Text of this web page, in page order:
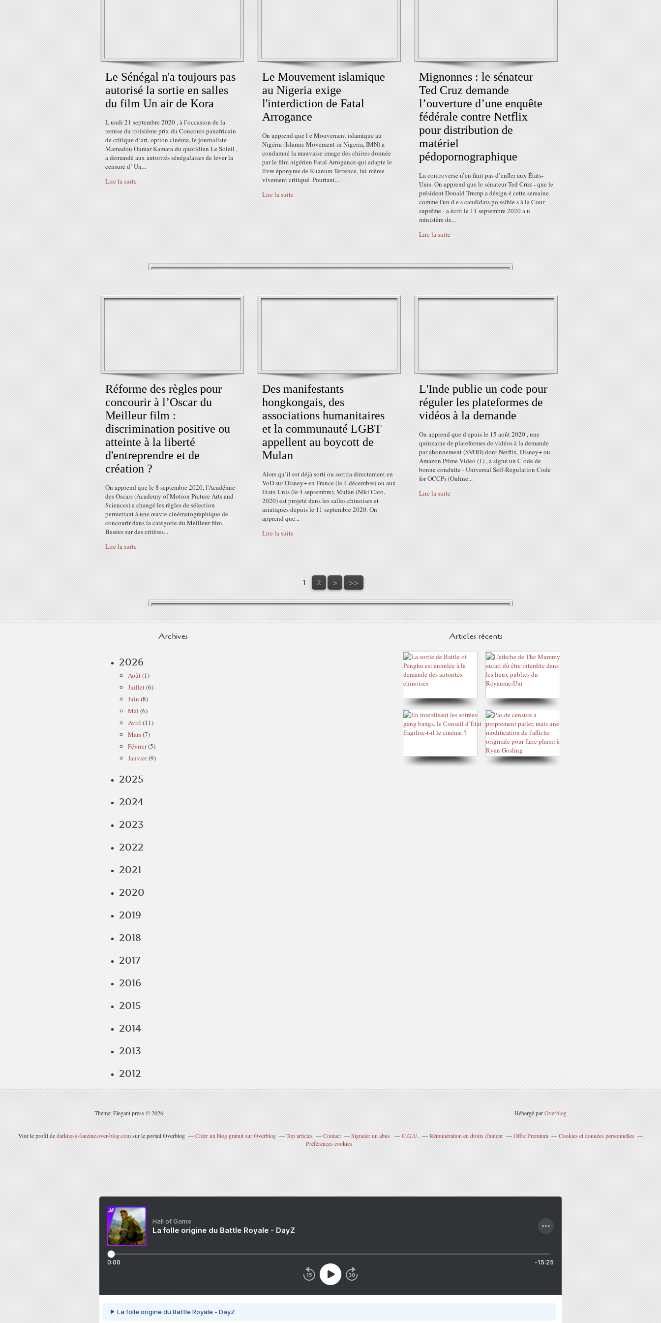
Le Sénégal n'a toujours pas
autorisé la sortie en salles
du film Un air de Kora
L undi 21 septembre 2020 , à l’occasion de la
remise du troisième prix du Concours panafricain
de critique d’art, option cinéma, le journaliste
Mamadou Oumar Kamara du quotidien Le Soleil ,
a demandé aux autorités sénégalaises de lever la
censure d’ Un...
Lire la suite
Le Mouvement islamique
au Nigeria exige
l'interdiction de Fatal
Arrogance
On apprend que l e Mouvement islamique au
Nigéria (Islamic Movement in Nigeria, IMN) a
condamné la mauvaise image des chiites donnée
par le film nigérien Fatal Arrogance qui adapte le
livre éponyme de Kuanum Terrence, lui-même
vivement critiqué. Pourtant,...
Lire la suite
Mignonnes : le sénateur
Ted Cruz demande
l’ouverture d’une enquête
fédérale contre Netflix
pour distribution de
matériel
pédopornographique
La controverse n’en finit pas d’enfler aux États-
Unis. On apprend que le sénateur Ted Cruz - que le
président Donald Trump a désign é cette semaine
comme l'un d e s candidats po ssible s à la Cour
suprême - a écrit le 11 septembre 2020 a u
ministère de...
Lire la suite
Réforme des règles pour
concourir à l’Oscar du
Meilleur film :
discrimination positive ou
atteinte à la liberté
d'entreprendre et de
création ?
On apprend que le 8 septembre 2020, l'Académie
des Oscars (Academy of Motion Picture Arts and
Sciences) a changé les règles de sélection
permettant à une œuvre cinématographique de
concourir dans la catégorie du Meilleur film.
Basées sur des critères...
Lire la suite
Des manifestants
hongkongais, des
associations humanitaires
et la communauté LGBT
appellent au boycott de
Mulan
Alors qu’il est déjà sorti ou sortira directement en
VoD sur Disney+ en France (le 4 décembre) ou aux
États-Unis (le 4 septembre), Mulan (Niki Caro,
2020) est projeté dans les salles chinoises et
asiatiques depuis le 11 septembre 2020. On
apprend que...
Lire la suite
L'Inde publie un code pour
réguler les plateformes de
vidéos à la demande
On apprend que d epuis le 15 août 2020 , une
quinzaine de plateformes de vidéos à la demande
par abonnement (SVOD) dont Netflix, Disney+ ou
Amazon Prime Video (1) , a signé un C ode de
bonne conduite - Universal Self-Regulation Code
for OCCPs (Online...
Lire la suite
1 2 > >>
Archives
2026
Août(1)
Juillet(6)
Juin (8)
Mai (6)
Avril (11)
Mars(7)
Février(5)
Janvier(9)
2025
2024
2023
2022
2021
2020
2019
2018
2017
2016
2015
2014
2013
2012
Articles récents
Theme: Elegant press © 2026 Hébergé parOverblog
Voir le profil dedarkness-fanzine.over-blog.comsur le portail Overblog Créer un blog gratuit sur Overblog Top articles Contact Signaler un abus C.G.U. Rémunération en droits d'auteur Offre Premium
Cookies et données personnelles
Préférences cookies
Hall of Game
La folle origine du Battle Royale - DayZ
0:00 -15:25
La folle origine du Battle Royale - DayZ